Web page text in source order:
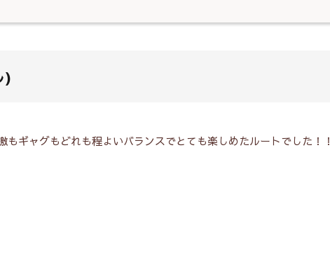
)
ギャグもどれも程よいバランスでとても楽しめたルートでした！！